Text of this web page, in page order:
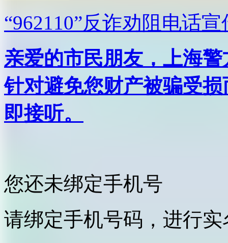
“962110”反诈劝阻电话宣
亲爱的市民朋友，上海
针对避免您财产被骗受
即接听。
您还未绑定手机号
请绑定手机号码，进行